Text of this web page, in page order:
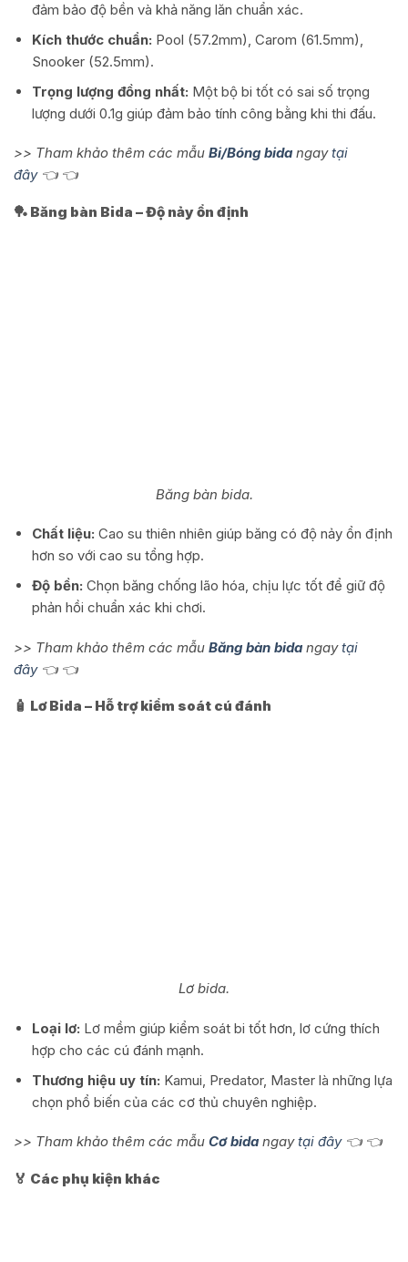
đảm bảo độ bền và khả năng lăn chuẩn xác.
Kích thước chuẩn: Pool (57.2mm), Carom (61.5mm),
Snooker (52.5mm).
Trọng lượng đồng nhất: Một bộ bi tốt có sai số trọng
lượng dưới 0.1g giúp đảm bảo tính công bằng khi thi đấu.
>> Tham khảo thêm các mẫu Bi/Bóng bida ngaytại
đây👈 👈
🏓 Băng bàn Bida – Độ nảy ổn định
Băng bàn bida.
Chất liệu: Cao su thiên nhiên giúp băng có độ nảy ổn định
hơn so với cao su tổng hợp.
Độ bền: Chọn băng chống lão hóa, chịu lực tốt để giữ độ
phản hồi chuẩn xác khi chơi.
>> Tham khảo thêm các mẫu Băng bàn bida ngaytại
đây👈 👈
🧴 Lơ Bida – Hỗ trợ kiểm soát cú đánh
Lơ bida.
Loại lơ: Lơ mềm giúp kiểm soát bi tốt hơn, lơ cứng thích
hợp cho các cú đánh mạnh.
Thương hiệu uy tín: Kamui, Predator, Master là những lựa
chọn phổ biến của các cơ thủ chuyên nghiệp.
>> Tham khảo thêm các mẫu Cơ bida ngaytại đây👈 👈
🏅 Các phụ kiện khác